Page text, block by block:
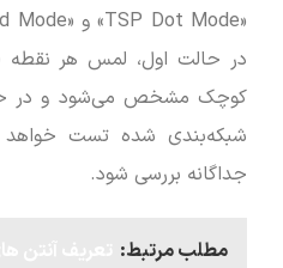
در حالت اول، لمس هر
کوچک مشخص می‌شود و در
شبکه‌بندی شده تست
جداگانه بررسی شود.
مطلب مرتبط: